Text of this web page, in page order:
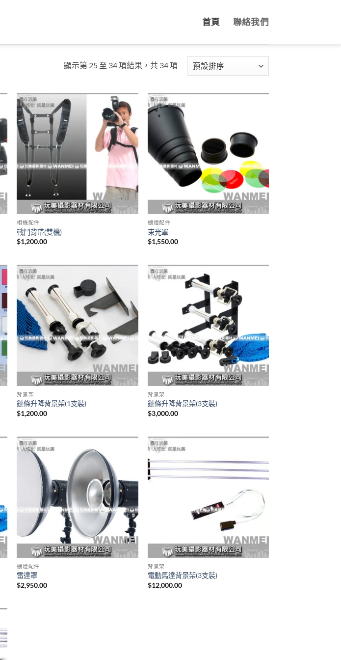
首頁 聯絡我們
顯示第 25 至 34 項結果，共 34 項
相機配件
戰鬥背帶(雙機)
$1,200.00
棚燈配件
束光罩
$1,550.00
背景架
鏈條升降背景架(1支裝)
$1,200.00
背景架
鏈條升降背景架(3支裝)
$3,000.00
棚燈配件
雷達罩
$2,950.00
背景架
電動馬達背景架(3支裝)
$12,000.00